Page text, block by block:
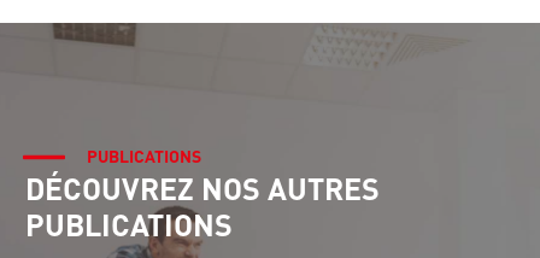
PUBLICATIONS
DÉCOUVREZ NOS AUTRES
PUBLICATIONS